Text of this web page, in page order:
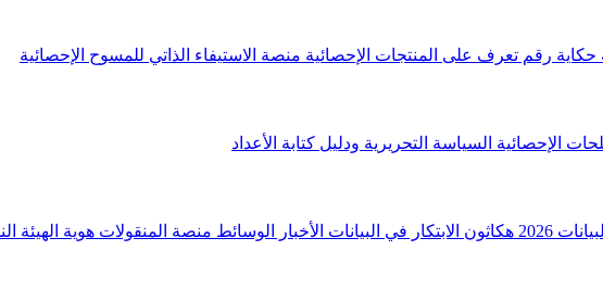
حكاية رقم تعرف على المنتجات الإحصائية منصة الاستيفاء الذاتي للمسوح الإحصائية
الإحصائية السياسة التحريرية ودليل كتابة الأعداد
2026 هكاثون الابتكار في البيانات الأخبار الوسائط منصة المنقولات هوية الهيئة